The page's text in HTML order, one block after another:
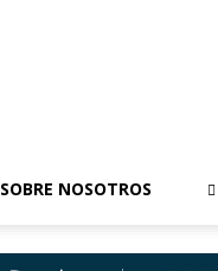
SOBRE NOSOTROS